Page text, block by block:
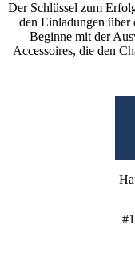
Der Schlüssel zum
den Einladungen
Beginne mit der
Accessoires, die den